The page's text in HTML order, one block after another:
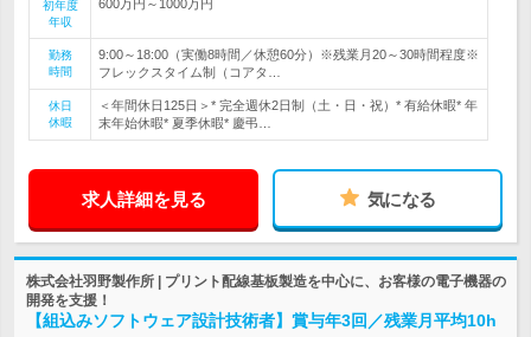
初年度
年収
600万円～1000万円
勤務
時間
9:00～18:00（実働8時間／休憩60分）※残業月20～30時間程度※
フレックスタイム制（コアタ…
休日
休暇
＜年間休日125日＞* 完全週休2日制（土・日・祝）* 有給休暇* 年
末年始休暇* 夏季休暇* 慶弔…
求人詳細を見る 気になる
株式会社羽野製作所 | プリント配線基板製造を中心に、お客様の電子機器の
開発を支援！
【組込みソフトウェア設計技術者】賞与年3回／残業月平均10h